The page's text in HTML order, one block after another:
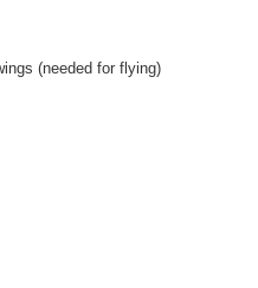
(needed for flying)